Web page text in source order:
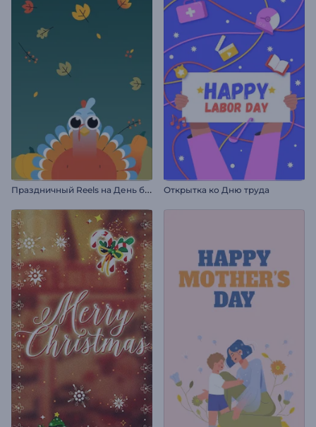
П
раздничный Reels на День благодарения Открытка ко Дню труда